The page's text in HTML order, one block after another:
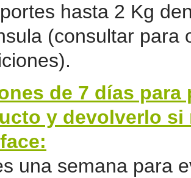
hasta 2 Kg
(consultar para
de 7 días para
y devolverlo si
una semana para